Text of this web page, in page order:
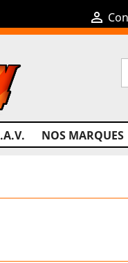

NOS MARQUES